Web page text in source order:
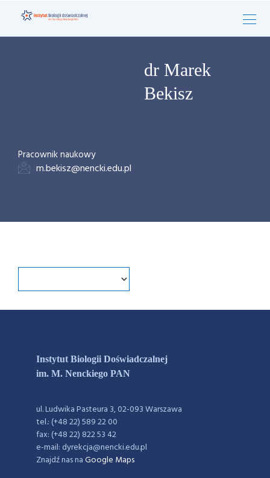
dr Marek
Bekisz
Pracownik naukowy
m.bekisz@nencki.edu.pl
Instytut Biologii Doświadczalnej
im. M. Nenckiego PAN
ul. Ludwika Pasteura 3, 02-093 Warszawa
tel.: (+48 22) 589 22 00
fax: (+48 22) 822 53 42
e-mail: dyrekcja@nencki.edu.pl
Znajdź nas naGoogle Maps